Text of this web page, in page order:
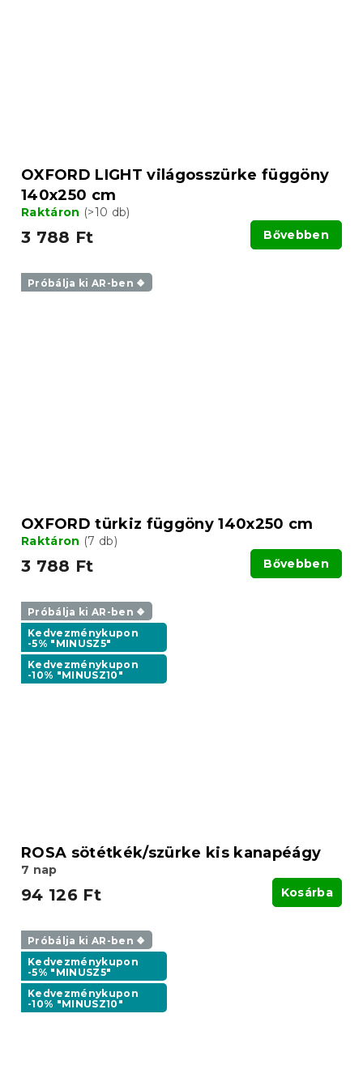
OXFORD LIGHT világosszürke függöny
140x250 cm
Raktáron (>10 db)
3 788 Ft Bővebben
Próbálja ki AR-ben ❖
OXFORD türkiz függöny 140x250 cm
Raktáron (7 db)
3 788 Ft Bővebben
Próbálja ki AR-ben ❖
Kedvezménykupon
-5% "MINUSZ5"
Kedvezménykupon
-10% "MINUSZ10"
ROSA sötétkék/szürke kis kanapéágy
7 nap
94 126 Ft Kosárba
Próbálja ki AR-ben ❖
Kedvezménykupon
-5% "MINUSZ5"
Kedvezménykupon
-10% "MINUSZ10"